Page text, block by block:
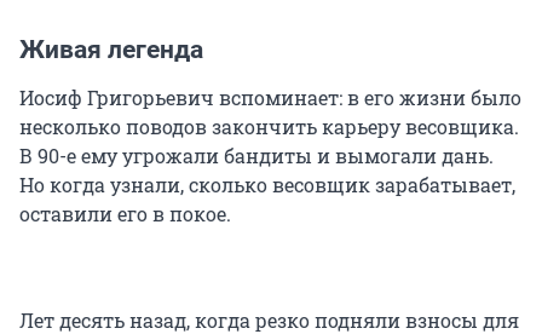
Живая легенда
Иосиф Григорьевич вспоминает: в его жизни было
несколько поводов закончить карьеру весовщика.
В 90-е ему угрожали бандиты и вымогали дань.
Но когда узнали, сколько весовщик зарабатывает,
оставили его в покое.
Лет десять назад, когда резко подняли взносы для